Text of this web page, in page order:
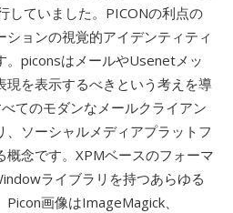
していました。PICONの利点の
ョンの視覚的アイデンティティ
。piconsはメールやUsenetメッ
現を表示するべきという考えを導
てのモダンなメールクライアン
、ソーシャルメディアプラットフ
概念です。XPMベースのフォーマ
ライブラリを持つあらゆる
画像はImageMagick、